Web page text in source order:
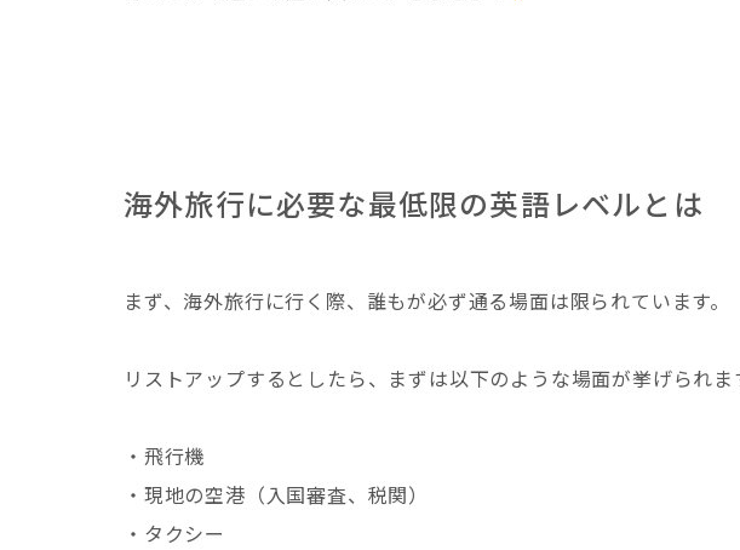
海外旅行に必要な最低限の英語レベルとは
まず、海外旅行に行く際、誰もが必ず通る場面は限られています。
リストアップするとしたら、まずは以下のような場面が挙げられま
・飛行機
・現地の空港（入国審査、税関）
・タクシー